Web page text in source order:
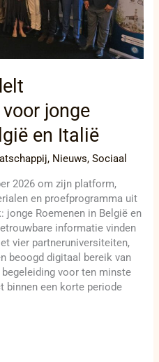
jonge
en Italië
, Nieuws,Sociaal
2026 om zijn platform,
en proefprogramma uit
jonge Roemenen in België en
informatie vinden
vier partneruniversiteiten,
beoogd digitaal bereik van
voor ten minste
binnen een korte periode